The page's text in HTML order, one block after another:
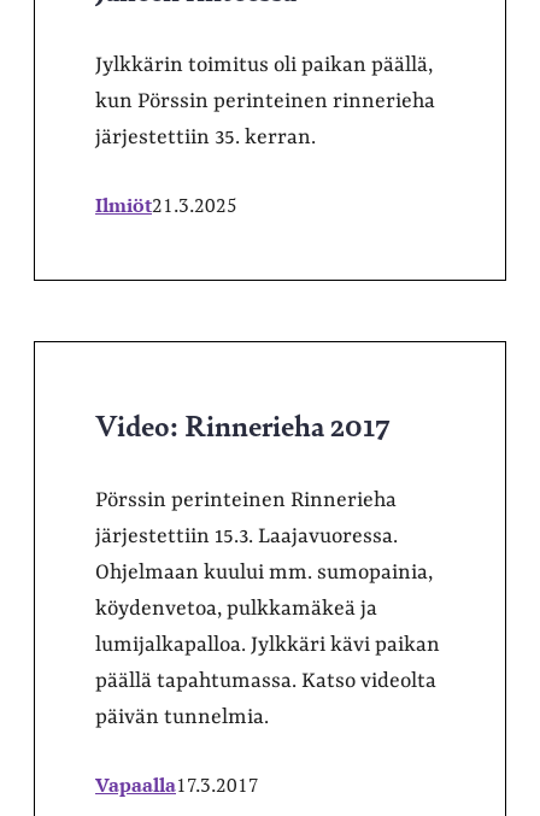
Jylkkärin toimitus oli paikan päällä,
kun Pörssin perinteinen rinnerieha
järjestettiin 35. kerran.
Ilmiöt21.3.2025
Video: Rinnerieha 2017
Pörssin perinteinen Rinnerieha
järjestettiin 15.3. Laajavuoressa.
Ohjelmaan kuului mm. sumopainia,
köydenvetoa, pulkkamäkeä ja
lumijalkapalloa. Jylkkäri kävi paikan
päällä tapahtumassa. Katso videolta
päivän tunnelmia.
Vapaalla17.3.2017